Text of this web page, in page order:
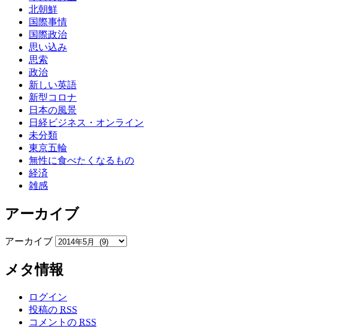
北朝鮮
国際事情
国際政治
思い込み
思索
政治
新しい英語
新型コロナ
日本の風景
日経ビジネス・オンライン
未分類
東京五輪
無性に食べたくなるもの
経済
雑感
アーカイブ
アーカイブ
メタ情報
ログイン
投稿の RSS
コメントの RSS